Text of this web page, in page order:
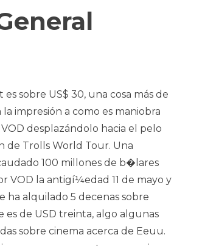
sobre US$ 30, una cosa más de
impresión a como es maniobra
desplazándolo hacia el pelo
de Trolls World Tour. Una
100 millones de b�lares
la antigí¼edad 11 de mayo y
ha alquilado 5 decenas sobre
es de USD treinta, algo algunas
sobre cinema acerca de Eeuu.